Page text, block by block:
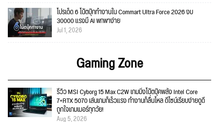
โปรเด็ด 6 โน้ตบุ๊กทำงานใน Commart Ultra Force 2026 งบ
30000 แรงมี AI พกพาง่าย
Jul 1, 2026
Gaming Zone
รีวิว MSI Cyborg 15 Max C2W เกมมิ่งโน้ตบุ๊คพลัง Intel Core
7+RTX 5070 เล่นเกมก็เร็วแรง ทำงานก็ลื่นไหล ดีไซน์เรียบง่ายดูดี
ถูกใจเกมเมอร์ทุกวัย!
Aug 5, 2026